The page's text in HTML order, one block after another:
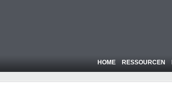
HOME RESSOURCEN